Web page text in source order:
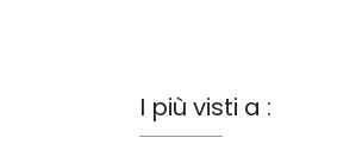
I più visti a :